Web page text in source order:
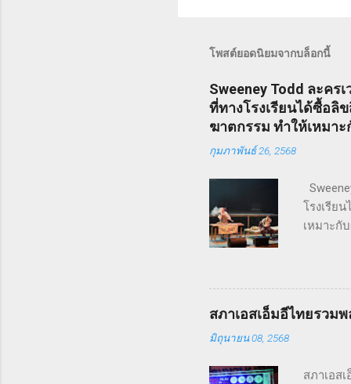
โพสต์ยอดนิยมจากบล็อกนี้
Sweeney Todd ละคร
ที่ทางโรงเรียนได้ซื้อลิ
ฆาตกรรม ทำให้เหมาะ
กุมภาพันธ์ 26, 2568
โรงเรีย
เหมาะกั
การแส
ละคร
ชื่อ
สภาเอสเอ็มอีไทยรวมพ
มิถุนายน 08, 2568
สภาเอส